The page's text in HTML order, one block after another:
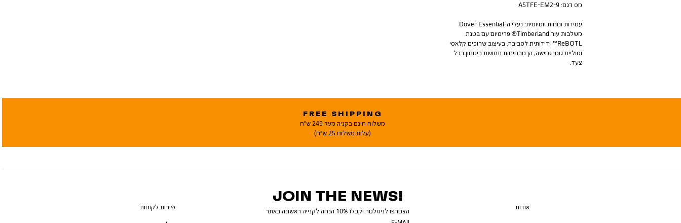
מס דגם:A5TFE-EM2-9
עמידות ונוחות יומיומית: נעלי ה-Dover Essential
משלבות עור Timberland® פרימיום עם בטנת
ReBOTL™ ידידותית לסביבה. בעיצוב שרוכים קלאסי
וסוליית גומי גמישה, הן מבטיחות תחושת ביטחון בכל
צעד.
FREE SHIPPING
משלוח חינם בקניה מעל 249 ש"ח
(עלות משלוח 25 ש"ח)
JOIN THE NEWS!
הצטרפו לניוזלטר וקבלו 10% הנחה לקנייה ראשונה באתר אודות שירות לקוחות